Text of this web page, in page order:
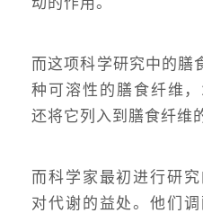
而这项科学研究中的膳
种可溶性的膳食纤维
还将它列入到膳食纤维
而科学家最初进行研
对代谢的益处。他们